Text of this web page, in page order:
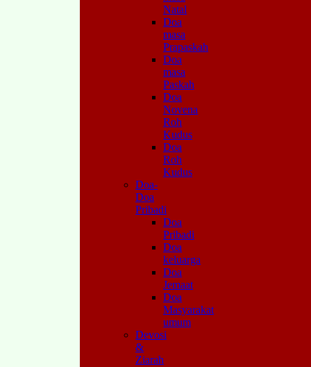
Natal
Doa
masa
Prapaskah
Doa
masa
Paskah
Doa
Novena
Roh
Kudus
Doa
Roh
Kudus
Doa-
Doa
Pribadi
Doa
Pribadi
Doa
keluarga
Doa
Jemaat
Doa
Masyarakat
umum
Devosi
&
Ziarah